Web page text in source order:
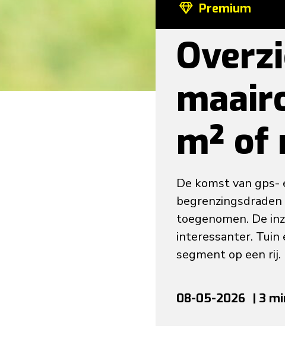
Premium
m² of
​De komst van
toegenomen. De
interessanter. Tuin
segment op een rij.
08-05-2026 | 3